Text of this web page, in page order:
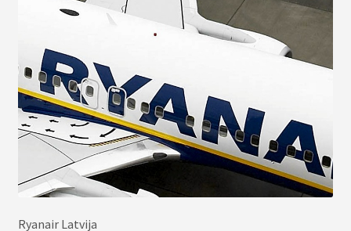
Ryanair Latvija